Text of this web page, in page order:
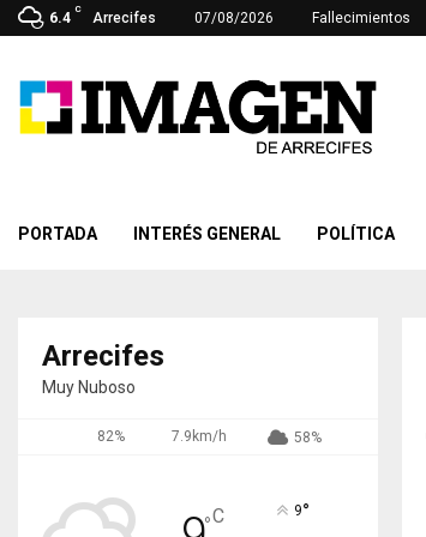
6.4
C
Arrecifes 07/08/2026 Fallecimientos
PORTADA INTERÉS GENERAL POLÍTICA
Arrecifes
Muy Nuboso
82% 7.9km/h 58%
°C 9°